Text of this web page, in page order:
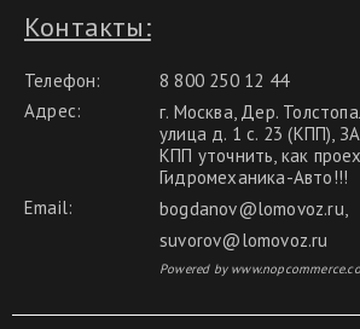
Контакты:
Телефон:
8 800 250 12 44
Адрес:
г. Москва, Дер.
улица д. 1 с. 23 (КПП),
КПП уточнить, как
Гидромеханика-Авто!!!
Email:
bogdanov@lomovoz.ru,
suvorov@lomovoz.ru
Powered by